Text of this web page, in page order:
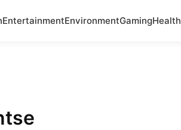
EntertainmentEnvironmentGamingHealth